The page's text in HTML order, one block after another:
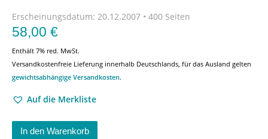
Erscheinungsdatum: 20.12.2007 • 400 Seiten
58,00 €
Enthält 7% red. MwSt.
Versandkostenfreie Lieferung innerhalb Deutschlands, für das Ausland gelten
gewichtsabhängige Versandkosten.
Auf die Merkliste
In den Warenkorb